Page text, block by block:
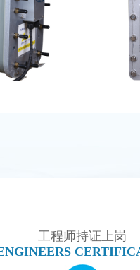
设备
工程师持证上岗